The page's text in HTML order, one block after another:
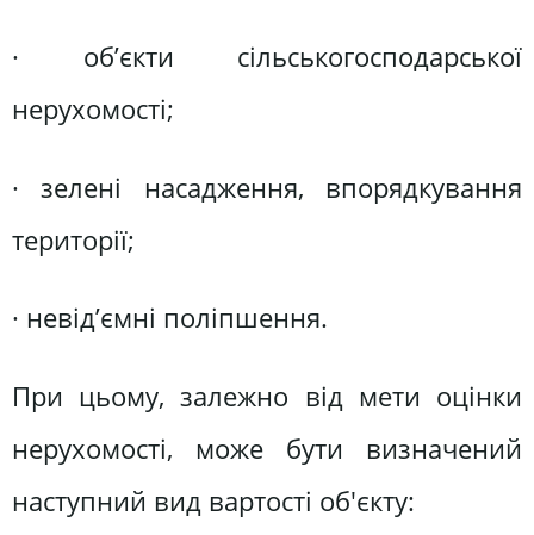
· об’єкти сільськогосподарської
нерухомості;
· зелені насадження, впорядкування
території;
· невід’ємні поліпшення.
При цьому, залежно від мети оцінки
нерухомості, може бути визначений
наступний вид вартості об'єкту: